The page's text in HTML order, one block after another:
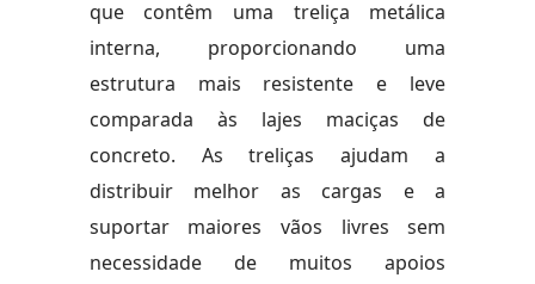
que contêm uma treliça metálica
interna, proporcionando uma
estrutura mais resistente e leve
comparada às lajes maciças de
concreto. As treliças ajudam a
distribuir melhor as cargas e a
suportar maiores vãos livres sem
necessidade de muitos apoios